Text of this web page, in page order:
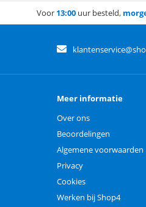
Voor 13:00 uur besteld,
Meer informatie
Over ons
Beoordelingen
Algemene voorwaarden
Privacy
Cookies
Werken bij Shop4